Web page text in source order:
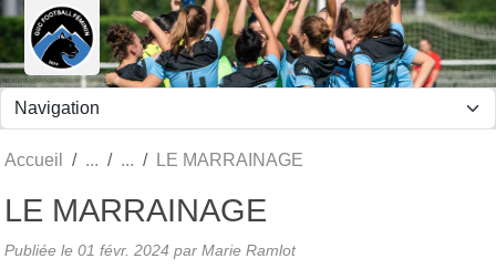
Accueil LE MARRAINAGE
LE MARRAINAGE
Publiée le 01 févr. 2024 par Marie Ramlot
Panneau de gestion des cookies